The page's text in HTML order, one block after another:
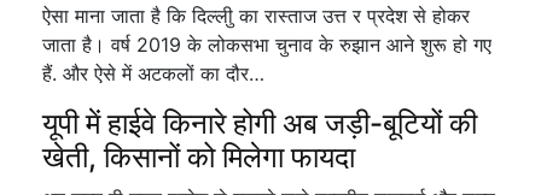
ऐसा माना जाता है कि दिल्लीु का रास्ताज उत्त र प्रदेश से होकर
जाता है। वर्ष 2019 के लोकसभा चुनाव के रुझान आने शुरू हो गए
हैं. और ऐसे में अटकलों का दौर…
यूपी में हाईवे किनारे होगी अब जड़ी-बूटियों की
खेती, किसानों को मिलेगा फायदा